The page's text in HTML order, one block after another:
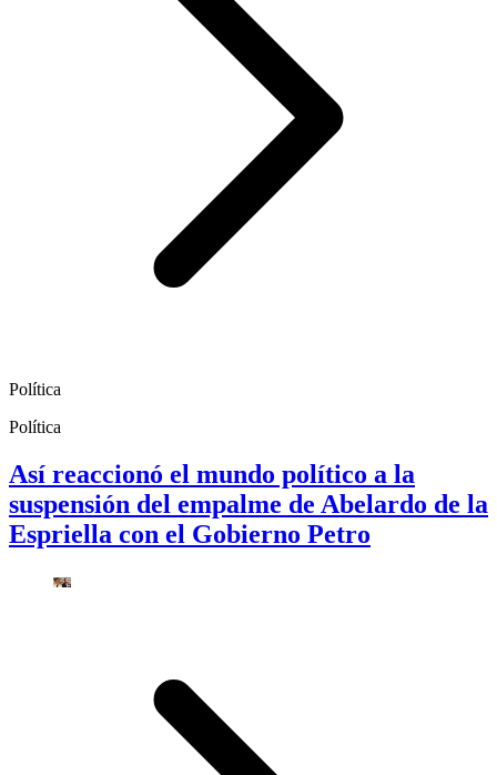
Política
Política
Así reaccionó el mundo político a la
suspensión del empalme de Abelardo de la
Espriella con el Gobierno Petro